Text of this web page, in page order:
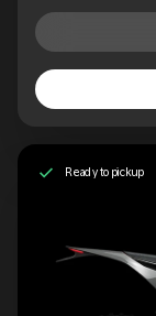
Ready to pickup